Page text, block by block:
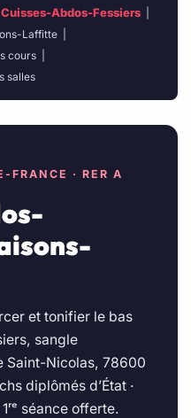
Abdos-Fessiers|
Laffitte
cours|
salles
· RER A
et tonifier le bas
sangle
Saint-Nicolas, 78600
diplômés d’État ·
séance offerte.